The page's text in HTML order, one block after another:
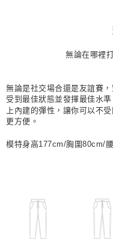
每筆NT$80，滿NT$1,500(
每筆NT$80，滿NT$1,500(
付款後門市自取
每筆NT$80，滿NT$1,500(含
無論在哪裡
無論是社交場合還是友誼賽
受到最佳狀態並發揮最佳水
上內建的彈性，讓你可以不
更方便。
模特身高177cm/胸圍80cm/